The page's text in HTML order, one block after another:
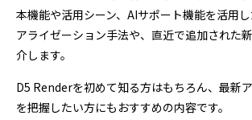
本機能や活用シーン、AIサポート機能を活用
アライゼーション手法や、直近で追加された
介します。
D5 Renderを初めて知る方はもちろん、最新
を把握したい方にもおすすめの内容です。